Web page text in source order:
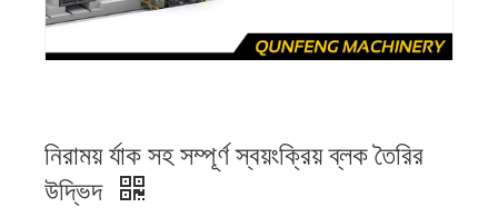
নিরাময় র্যাক সহ সম্পূর্ণ স্বয়ংক্রিয় ব্লক তৈরির
উদ্ভিদ